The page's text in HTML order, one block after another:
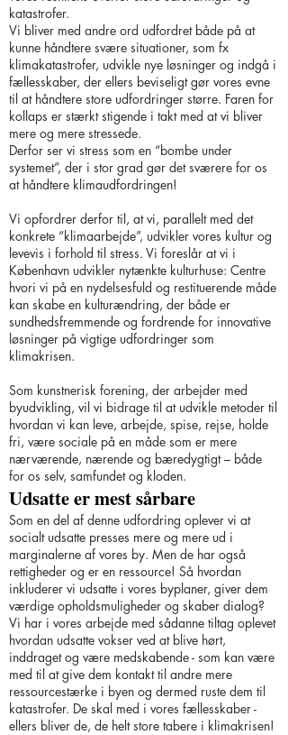
katastrofer.
Vi bliver med andre ord udfordret både på at
kunne håndtere svære situationer, som fx
klimakatastrofer, udvikle nye løsninger og indgå i
fællesskaber, der ellers beviseligt gør vores evne
til at håndtere store udfordringer større. Faren for
kollaps er stærkt stigende i takt med at vi bliver
mere og mere stressede.
Derfor ser vi stress som en “bombe under
systemet”, der i stor grad gør det sværere for os
at håndtere klimaudfordringen!
Vi opfordrer derfor til, at vi, parallelt med det
konkrete “klimaarbejde”, udvikler vores kultur og
levevis i forhold til stress. Vi foreslår at vi i
København udvikler nytænkte kulturhuse: Centre
hvori vi på en nydelsesfuld og restituerende måde
kan skabe en kulturændring, der både er
sundhedsfremmende og fordrende for innovative
løsninger på vigtige udfordringer som
klimakrisen.
Som kunstnerisk forening, der arbejder med
byudvikling, vil vi bidrage til at udvikle metoder til
hvordan vi kan leve, arbejde, spise, rejse, holde
fri, være sociale på en måde som er mere
nærværende, nærende og bæredygtigt – både
for os selv, samfundet og kloden.
Udsatte er mest sårbare
Som en del af denne udfordring oplever vi at
socialt udsatte presses mere og mere ud i
marginalerne af vores by. Men de har også
rettigheder og er en ressource! Så hvordan
inkluderer vi udsatte i vores byplaner, giver dem
værdige opholdsmuligheder og skaber dialog?
Vi har i vores arbejde med sådanne tiltag oplevet
hvordan udsatte vokser ved at blive hørt,
inddraget og være medskabende - som kan være
med til at give dem kontakt til andre mere
ressourcestærke i byen og dermed ruste dem til
katastrofer. De skal med i vores fællesskaber -
ellers bliver de, de helt store tabere i klimakrisen!